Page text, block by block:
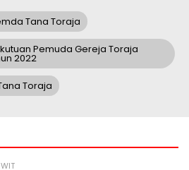
Tana Toraja
Pemuda Gereja Toraja
2022
Toraja